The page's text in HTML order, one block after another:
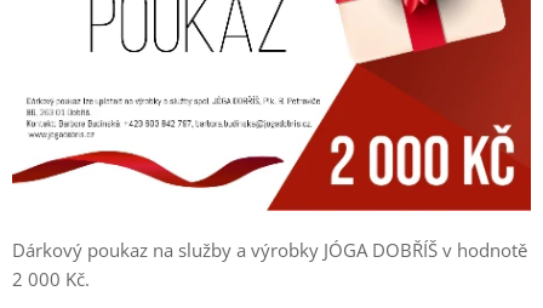
Dárkový poukaz na služby a výrobky JÓGA DOBŘÍŠ v hodnotě
2 000 Kč.